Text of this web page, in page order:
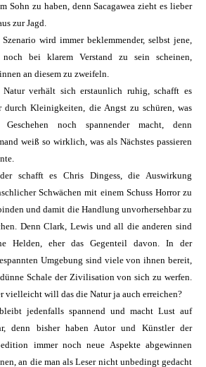
Sohn zu haben, denn Sacagawea zieht es lieber
zur Jagd.
Szenario wird immer beklemmender, selbst jene,
bei klarem Verstand zu sein scheinen,
an diesem zu zweifeln.
Natur verhält sich erstaunlich ruhig, schafft es
durch Kleinigkeiten, die Angst zu schüren, was
Geschehen noch spannender macht, denn
weiß so wirklich, was als Nächstes passieren
schafft es Chris Dingess, die Auswirkung
Schwächen mit einem Schuss Horror zu
und damit die Handlung unvorhersehbar zu
Denn Clark, Lewis und all die anderen sind
Helden, eher das Gegenteil davon. In der
Umgebung sind viele von ihnen bereit,
Schale der Zivilisation von sich zu werfen.
vielleicht will das die Natur ja auch erreichen?
jedenfalls spannend und macht Lust auf
denn bisher haben Autor und Künstler der
immer noch neue Aspekte abgewinnen
an die man als Leser nicht unbedingt gedacht